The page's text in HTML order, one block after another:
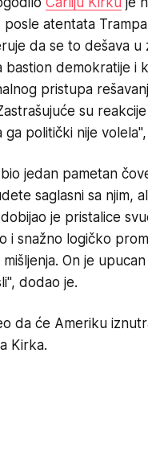
posle atentata
da se to dešava u
bastion demokratije i
pristupa
su
ga politički nije
jedan pametan
saglasni sa njim,
je pristalice
i snažno logičko
On je
dodao je.
da će Ameriku
Kirka.